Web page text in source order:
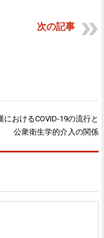
次の記事
におけるCOVID-19の流行と
公衆衛生学的介入の関係